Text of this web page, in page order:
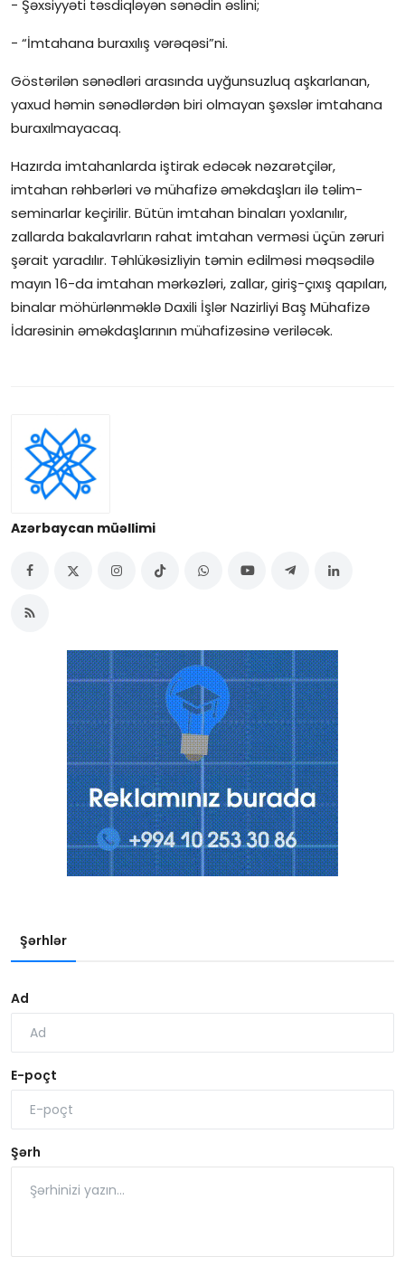
- Şəxsiyyəti təsdiqləyən sənədin əslini;
- “İmtahana buraxılış vərəqəsi”ni.
Göstərilən sənədləri arasında uyğunsuzluq aşkarlanan,
yaxud həmin sənədlərdən biri olmayan şəxslər imtahana
buraxılmayacaq.
Hazırda imtahanlarda iştirak edəcək nəzarətçilər,
imtahan rəhbərləri və mühafizə əməkdaşları ilə təlim-
seminarlar keçirilir. Bütün imtahan binaları yoxlanılır,
zallarda bakalavrların rahat imtahan verməsi üçün zəruri
şərait yaradılır. Təhlükəsizliyin təmin edilməsi məqsədilə
mayın 16-da imtahan mərkəzləri, zallar, giriş-çıxış qapıları,
binalar möhürlənməklə Daxili İşlər Nazirliyi Baş Mühafizə
İdarəsinin əməkdaşlarının mühafizəsinə veriləcək.
Azərbaycan müəllimi
Şərhlər
Ad
E-poçt
Şərh